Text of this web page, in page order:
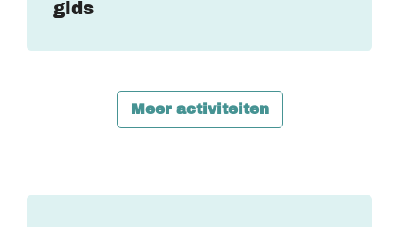
gids
Meer activiteiten